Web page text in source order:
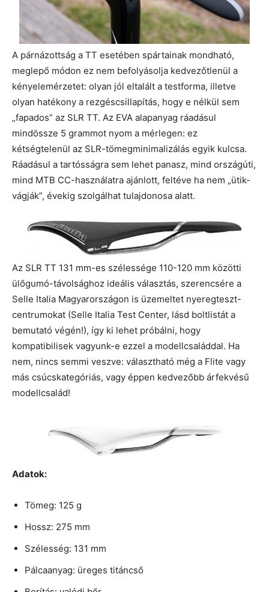
A párnázottság a TT esetében spártainak mondható,
meglepő módon ez nem befolyásolja kedvezőtlenül a
kényelemérzetet: olyan jól eltalált a testforma, illetve
olyan hatékony a rezgéscsillapítás, hogy e nélkül sem
„fapados” az SLR TT. Az EVA alapanyag ráadásul
mindössze 5 grammot nyom a mérlegen: ez
kétségtelenül az SLR-tömegminimalizálás egyik kulcsa.
Ráadásul a tartósságra sem lehet panasz, mind országúti,
mind MTB CC-használatra ajánlott, feltéve ha nem „ütik-
vágják”, évekig szolgálhat tulajdonosa alatt.
Az SLR TT 131 mm-es szélessége 110-120 mm közötti
ülőgumó-távolsághoz ideális választás, szerencsére a
Selle Italia Magyarországon is üzemeltet nyeregteszt-
centrumokat (Selle Italia Test Center, lásd boltlistát a
bemutató végén!), így ki lehet próbálni, hogy
kompatibilisek vagyunk-e ezzel a modellcsaláddal. Ha
nem, nincs semmi veszve: választható még a Flite vagy
más csúcskategóriás, vagy éppen kedvezőbb árfekvésű
modellcsalád!
Adatok:
Tömeg: 125 g
Hossz: 275 mm
Szélesség: 131 mm
Pálcaanyag: üreges titáncső